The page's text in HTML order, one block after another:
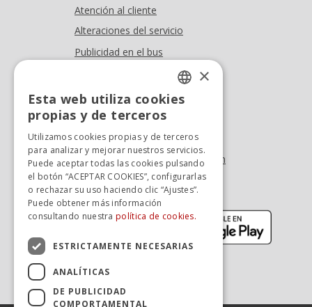
Atención al cliente
Alteraciones del servicio
Publicidad en el bus
Oficina At. al cliente
Tel. +34 976 900 085
Tel. +34 900 923 181
info.zaragoza@avanzagrupo.com
Sugerencias y reclamaciones
Descarga la APP:
(se abre en nueva ventana)
(se
SPANISH
×
Esta web utiliza cookies
propias y de terceros
Utilizamos cookies propias y de terceros
para analizar y mejorar nuestros servicios.
Puede aceptar todas las cookies pulsando
el botón “ACEPTAR COOKIES”, configurarlas
o rechazar su uso haciendo clic “Ajustes”.
Puede obtener más información
consultando nuestra política de cookies.
ESTRICTAMENTE NECESARIAS
ANALÍTICAS
DE PUBLICIDAD
COMPORTAMENTAL